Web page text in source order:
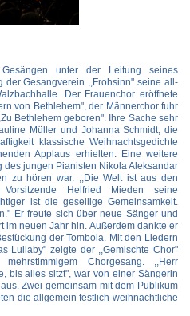
unter der Leitung seines
der Gesangverein ,,Frohsinn" seine all-
Der Frauenchor eröffnete
von Bethlehem", der Männerchor fuhr
Bethlehem geboren". Ihre Sache sehr
Müller und Johanna Schmidt, die
klassische Weihnachtsgedichte
Applaus erhielten. Eine weitere
des jungen Pianisten Nikola Aleksandar
zu hören war. ,,Die Welt ist aus den
Helfried Mieden seine
ist die gesellige Gemeinsamkeit.
Er freute sich über neue Sänger und
im neuen Jahr hin. Außerdem dankte er
der Tombola. Mit den Liedern
Lullaby" zeigte der ,,Gemischte Chor"
Chorgesang. ,,Herr
bis alles sitzt", war von einer Sängerin
Zwei gemeinsam mit dem Publikum
die allgemein festlich-weihnachtliche